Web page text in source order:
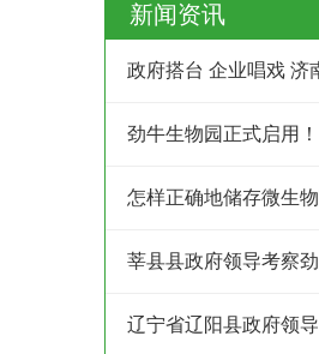
新闻资讯
劲牛生物园正式启用！
怎样正确地储存微生
莘县县政府领导考察